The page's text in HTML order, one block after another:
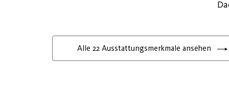
Alle 22 Ausstattungsmerkmale ansehen